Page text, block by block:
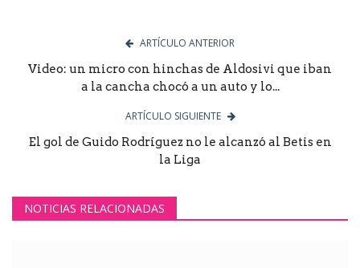
ARTÍCULO ANTERIOR
Video: un micro con hinchas de Aldosivi que iban
a la cancha chocó a un auto y lo...
ARTÍCULO SIGUIENTE
El gol de Guido Rodríguez no le alcanzó al Betis en
la Liga
NOTICIAS RELACIONADAS